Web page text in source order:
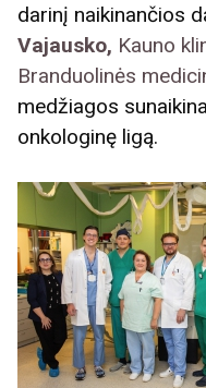
darinį naikinančios
Vajausko, Kauno
Branduolinės
medžiagos
onkologinę ligą.